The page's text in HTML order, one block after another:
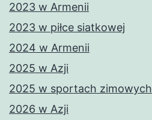
2023 w Armenii
2023 w piłce siatkowej
2024 w Armenii
2025 w Azji
2025 w sportach zimowych
2026 w Azji